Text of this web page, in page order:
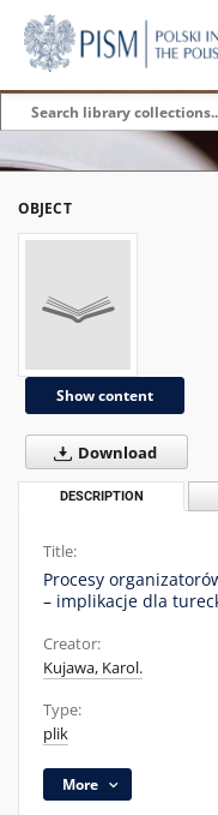
OBJECT
Show content
Download
DESCRIPTION
Title:
Procesy
– implikacje dla
Creator:
Kujawa, Karol.
Type:
plik
More